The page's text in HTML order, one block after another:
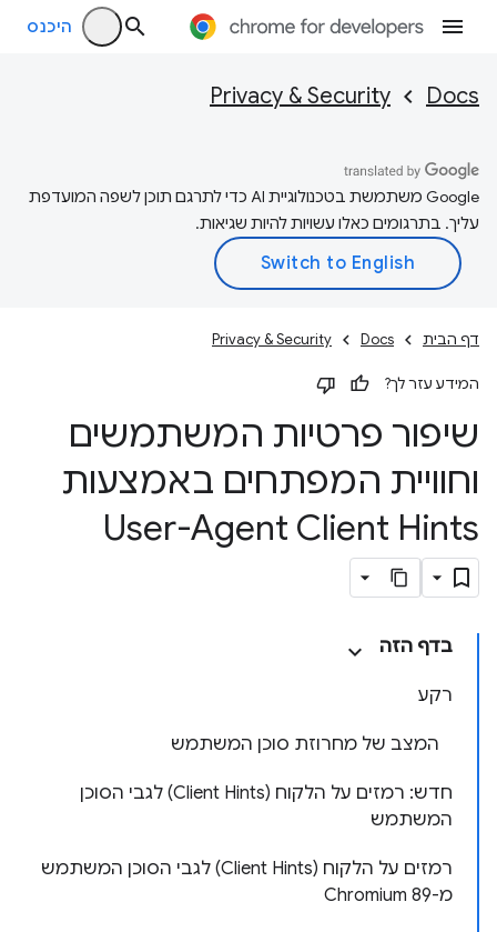
היכנס
Docs
Privacy & Security
‫Google משתמשת בטכנולוגיית AI כדי לתרגם תוכן לשפה המועדפת
עליך. בתרגומים כאלו עשויות להיות שגיאות.
דף הבית Docs
Privacy & Security
המידע עזר לך?
שיפור פרטיות המשתמשים
וחוויית המפתחים באמצעות
User-Agent Client Hints
בדף הזה
רקע
המצב של מחרוזת סוכן המשתמש
חדש: רמזים על הלקוח (Client Hints) לגבי הסוכן
המשתמש
רמזים על הלקוח (Client Hints) לגבי הסוכן המשתמש
מ-Chromium 89